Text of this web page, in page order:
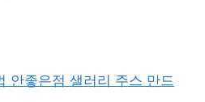
안좋은점 샐러리 주스 만드